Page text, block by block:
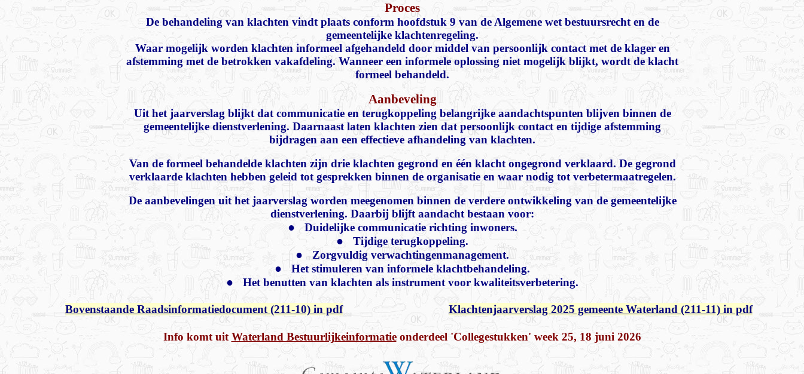
Proces
De behandeling van klachten vindt plaats conform hoofdstuk 9 van de Algemene wet bestuursrecht en de
gemeentelijke klachtenregeling.
Waar mogelijk worden klachten informeel afgehandeld door middel van persoonlijk contact met de klager en
afstemming met de betrokken vakafdeling. Wanneer een informele oplossing niet mogelijk blijkt, wordt de klacht
formeel behandeld.
Aanbeveling
Uit het jaarverslag blijkt dat communicatie en terugkoppeling belangrijke aandachtspunten blijven binnen de
gemeentelijke dienstverlening. Daarnaast laten klachten zien dat persoonlijk contact en tijdige afstemming
bijdragen aan een effectieve afhandeling van klachten.
Van de formeel behandelde klachten zijn drie klachten gegrond en één klacht ongegrond verklaard. De gegrond
verklaarde klachten hebben geleid tot gesprekken binnen de organisatie en waar nodig tot verbetermaatregelen.
De aanbevelingen uit het jaarverslag worden meegenomen binnen de verdere ontwikkeling van de gemeentelijke
dienstverlening. Daarbij blijft aandacht bestaan voor:
● Duidelijke communicatie richting inwoners.
● Tijdige terugkoppeling.
● Zorgvuldig verwachtingenmanagement.
● Het stimuleren van informele klachtbehandeling.
● Het benutten van klachten als instrument voor kwaliteitsverbetering.
Bovenstaande Raadsinformatiedocument (211-10) in pdf Klachtenjaarverslag 2025 gemeente Waterland (211-11) in pdf
Info komt uit Waterland Bestuurlijkeinformatieonderdeel 'Collegestukken' week 25, 18 juni 2026